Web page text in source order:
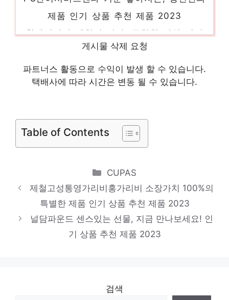
제품 인기 상품 추천 제품 2023
힐맨이타카 제한된 시간, 무한한 가치 인기
상품 추천 제품 2023
을 더하는 제품 인기 상품 추천 제품 2023
아미맨투맨 당신만의 특별한 아이템! 인기 상
품 추천 제품 2023
게시물 삭제 요청
파트너스 활동으로 수익이 발생 할 수 있습니다.
택배사에 따라 시간은 변동 될 수 있습니다.
Table of Contents
Categories
CUPAS
제철고성통영가리비홍가리비 소장가치 100%의
특별한 제품 인기 상품 추천 제품 2023
널담파운드 센스있는 선물, 지금 만나보세요! 인
기 상품 추천 제품 2023
검색